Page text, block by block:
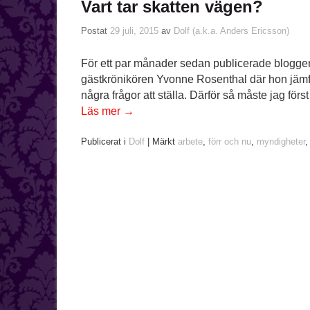
Vart tar skatten vägen?
Postat 29 juli, 2015 av Dolf (a.k.a. Anders Ericsson)
För ett par månader sedan publicerade
gästkrönikören Yvonne Rosenthal där hon
några frågor att ställa. Därför så måste jag
Läs mer →
Publicerat i Dolf Märkt arbete, förr och nu, myndigheter,